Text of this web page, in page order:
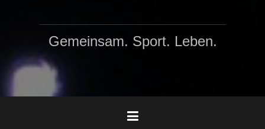
Gemeinsam. Sport. Leben.